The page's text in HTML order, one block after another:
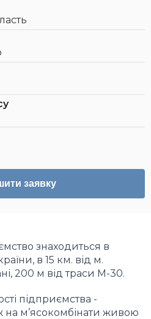
заявку
знаходиться в
в 15 км. від м.
200 м від траси М-30.
підприємства -
м’ясокомбінати живою